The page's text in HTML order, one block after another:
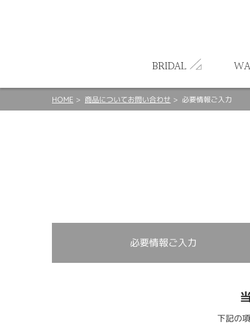
BRIDAL
HOME 商品についてお問い合わせ 必要情報ご入力
必要情報ご入力
下記の